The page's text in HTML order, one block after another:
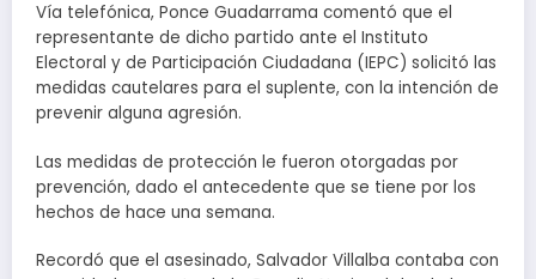
Vía telefónica, Ponce Guadarrama comentó que el
representante de dicho partido ante el Instituto
Electoral y de Participación Ciudadana (IEPC) solicitó las
medidas cautelares para el suplente, con la intención de
prevenir alguna agresión.
Las medidas de protección le fueron otorgadas por
prevención, dado el antecedente que se tiene por los
hechos de hace una semana.
Recordó que el asesinado, Salvador Villalba contaba con